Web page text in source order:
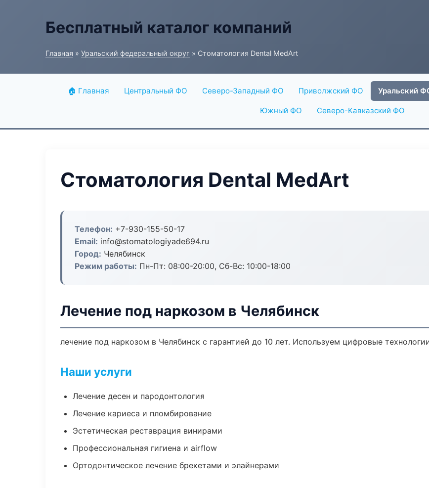
Бесплатный каталог компаний
Главная » Уральский федеральный округ » Стоматология Dental MedArt
🏠 Главная Центральный ФО Северо-Западный ФО Приволжский ФО Уральский
Южный ФО Северо-Кавказский ФО
Стоматология Dental MedArt
Телефон: +7-930-155-50-17
Email: info@stomatologiyade694.ru
Город: Челябинск
Режим работы: Пн-Пт: 08:00-20:00, Сб-Вс: 10:00-18:00
Лечение под наркозом в Челябинск
лечение под наркозом в Челябинск с гарантией до 10 лет. Используем цифровые
Наши услуги
Лечение десен и пародонтология
Лечение кариеса и пломбирование
Эстетическая реставрация винирами
Профессиональная гигиена и airflow
Ортодонтическое лечение брекетами и элайнерами